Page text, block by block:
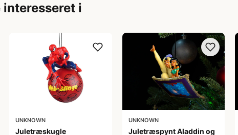
interesseret i
UNKNOWN
Juletræskugle
UNKNOWN
Juletræspynt Aladdin og